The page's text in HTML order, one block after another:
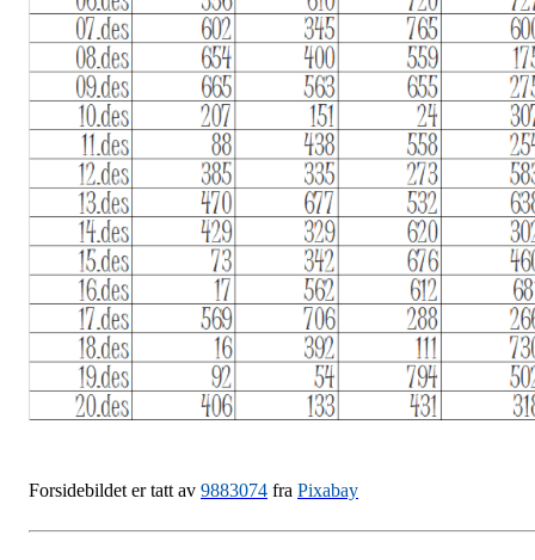
Forsidebildet er tatt av 9883074 fra Pixabay